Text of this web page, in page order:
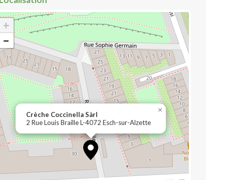
Crèche Coccinella Sàrl
2 Rue Louis Braille L-4072 Esch-sur-Alzette
×
+
−